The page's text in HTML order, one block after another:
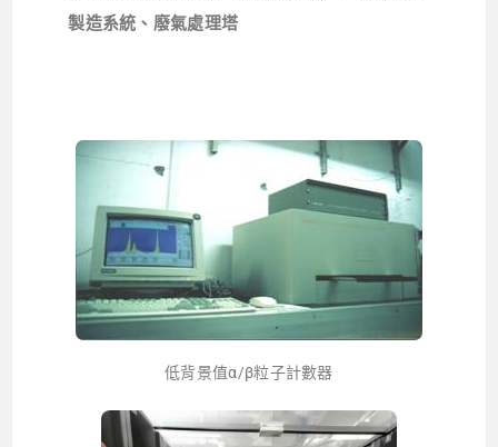
製造系統、廢氣處理塔
低背景值α/β粒子計數器